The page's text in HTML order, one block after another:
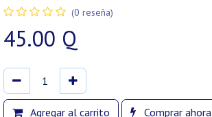
(0 reseña)
45.00 Q
Agregar al carrito
Comprar ahora